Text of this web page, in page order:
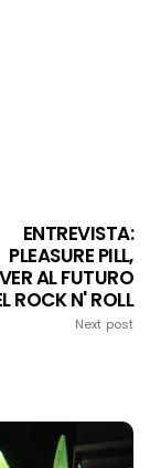
ENTREVISTA:
PLEASURE PILL,
AL FUTURO
ROCK N' ROLL
Next post